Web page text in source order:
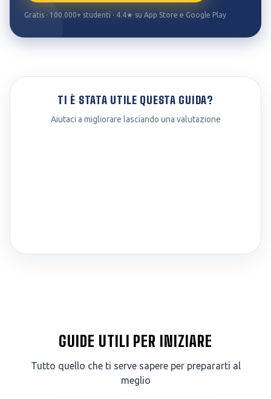
Gratis · 100.000+ studenti · 4.4★ su App Store e Google Play
TI È STATA UTILE QUESTA GUIDA?
Aiutaci a migliorare lasciando una valutazione
GUIDE UTILI PER INIZIARE
Tutto quello che ti serve sapere per prepararti al
meglio